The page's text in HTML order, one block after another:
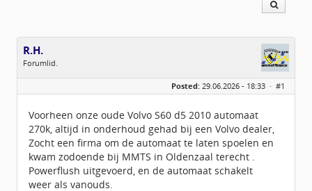
R.H.
Forumlid.
Geslacht:
n/a
Geregistreerd:08 / 2015
Posted: 29.06.2026 - 18:33 · #1
Voorheen onze oude Volvo S60 d5 2010 automaat
270k, altijd in onderhoud gehad bij een Volvo dealer,
Zocht een firma om de automaat te laten spoelen en
kwam zodoende bij MMTS in Oldenzaal terecht .
Powerflush uitgevoerd, en de automaat schakelt
weer als vanouds.